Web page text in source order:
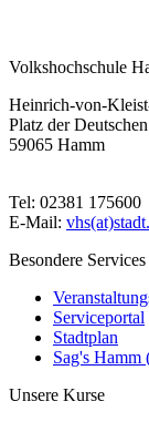
Volkshochschule
Heinrich-von-
Platz der
59065 Hamm
Tel: 02381 175600
E-Mail:
Besondere
Serviceportal
Stadtplan
Sag's Hamm
Unsere Kurse